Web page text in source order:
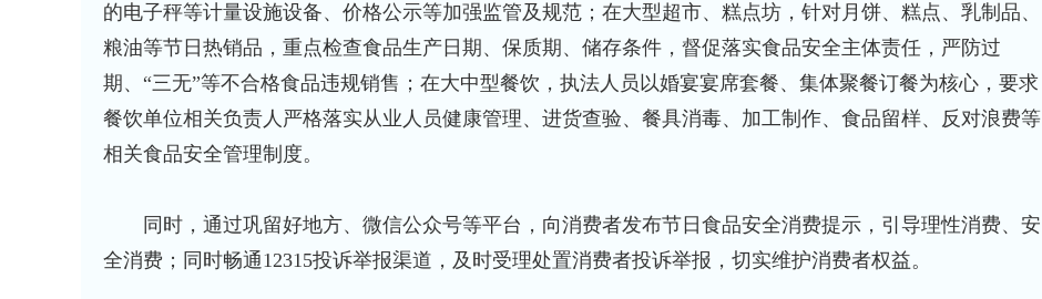
的电子秤等计量设施设备、价格公示等加强监管及规范；在大型超市、糕点坊，针对月饼、糕点、乳制品、
粮油等节日热销品，重点检查食品生产日期、保质期、储存条件，督促落实食品安全主体责任，严防过
期、“三无”等不合格食品违规销售；在大中型餐饮，执法人员以婚宴宴席套餐、集体聚餐订餐为核心，要求
餐饮单位相关负责人严格落实从业人员健康管理、进货查验、餐具消毒、加工制作、食品留样、反对浪费等
相关食品安全管理制度。
同时，通过巩留好地方、微信公众号等平台，向消费者发布节日食品安全消费提示，引导理性消费、安
全消费；同时畅通12315投诉举报渠道，及时受理处置消费者投诉举报，切实维护消费者权益。